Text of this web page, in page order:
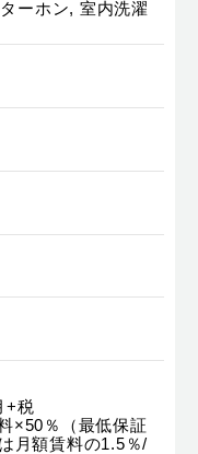
ーホン, 室内洗濯
+税
×50％（最低保証
月額賃料の1.5％/